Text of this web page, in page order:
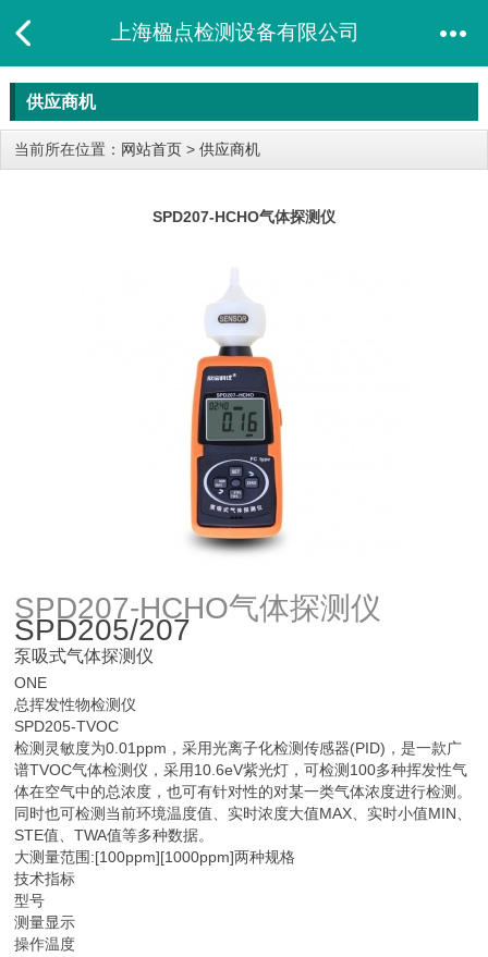
上海楹点检测设备有限公司
供应商机
当前所在位置： 网站首页 > 供应商机
SPD207-HCHO气体探测仪
SPD207-HCHO气体探测仪
SPD205/207
泵吸式气体探测仪
ONE
总挥发性物检测仪
SPD205-TVOC
检测灵敏度为0.01ppm，采用光离子化检测传感器(PID)，是一款广
谱TVOC气体检测仪，采用10.6eV紫光灯，可检测100多种挥发性气
体在空气中的总浓度，也可有针对性的对某一类气体浓度进行检测。
同时也可检测当前环境温度值、实时浓度大值MAX、实时小值MIN、
STE值、TWA值等多种数据。
大测量范围:[100ppm][1000ppm]两种规格
技术指标
型号
测量显示
操作温度